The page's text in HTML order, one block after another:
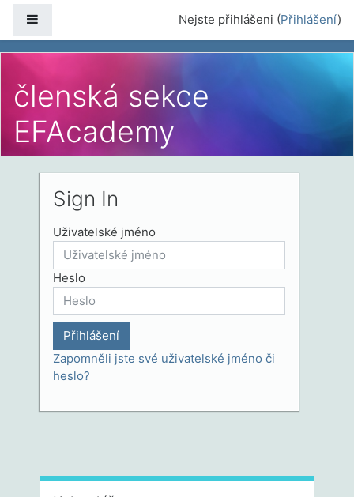
Nejste přihlášeni (Přihlášení)
členská sekce
EFAcademy
Sign In
Uživatelské jméno
Heslo
Přihlášení
Zapomněli jste své uživatelské jméno či
heslo?
Přeskočit: Kalendář